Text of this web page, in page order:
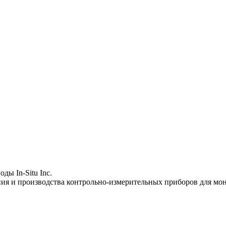
In-Situ Inc.
производства контрольно-измерительных приборов для